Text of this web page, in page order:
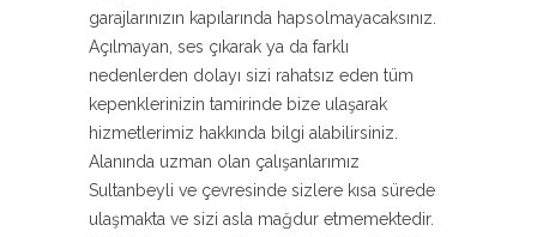
garajlarınızın kapılarında hapsolmayacaksınız.
Açılmayan, ses çıkarak ya da farklı
nedenlerden dolayı sizi rahatsız eden tüm
kepenklerinizin tamirinde bize ulaşarak
hizmetlerimiz hakkında bilgi alabilirsiniz.
Alanında uzman olan çalışanlarımız
Sultanbeyli ve çevresinde sizlere kısa sürede
ulaşmakta ve sizi asla mağdur etmemektedir.